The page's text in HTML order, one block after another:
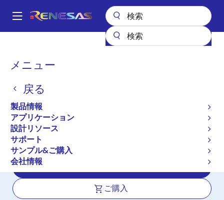
ン
Main
メニュー
戻る
製品情報
アプリケーション
設計リソース
サポート
サンプル&ご購入
会社情報
パ
く
ず
フォトカプラ（オプトカプラ）
PS2805A-1
新規採用非推奨品
HIGH ISOLATION VOLTAGE AC INPUT
RESPONSE TYPE SSOP
PHOTOCOUPLER
ご購入